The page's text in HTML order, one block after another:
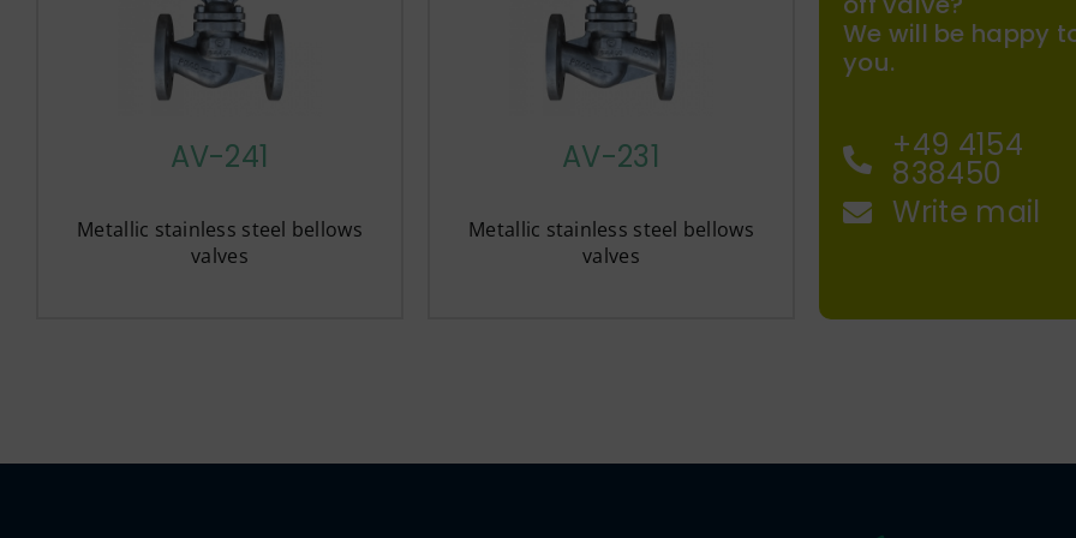
AV-241
Metallic stainless steel bellows
valves
AV-231
Metallic stainless steel bellows
valves
We will be happy
you.
+49 4154
838450
Write mail